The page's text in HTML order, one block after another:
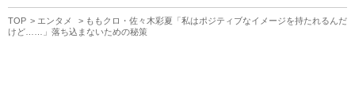
TOP エンタメ
ももクロ・佐々木彩夏「私はポジティブなイメージを持たれるんだ
けど……」落ち込まないための秘策